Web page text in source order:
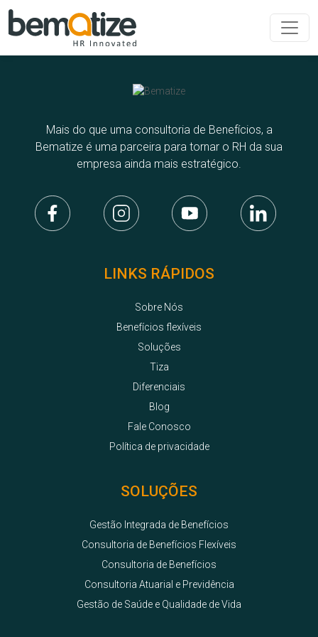
Mais do que uma consultoria de Benefícios, a
Bematize é uma parceira para tornar o RH da sua
empresa ainda mais estratégico.
LINKS RÁPIDOS
Sobre Nós
Benefícios flexíveis
Soluções
Tiza
Diferenciais
Blog
Fale Conosco
Política de privacidade
SOLUÇÕES
Gestão Integrada de Benefícios
Consultoria de Benefícios Flexíveis
Consultoria de Benefícios
Consultoria Atuarial e Previdência
Gestão de Saúde e Qualidade de Vida